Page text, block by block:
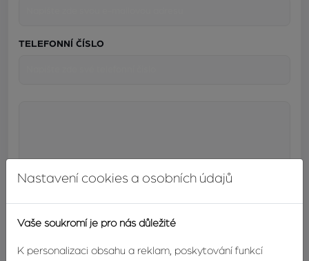
TELEFONNÍ ČÍSLO
Nastavení cookies a osobních údajů
Vaše soukromí je pro nás důležité
K personalizaci obsahu a reklam, poskytování funkcí